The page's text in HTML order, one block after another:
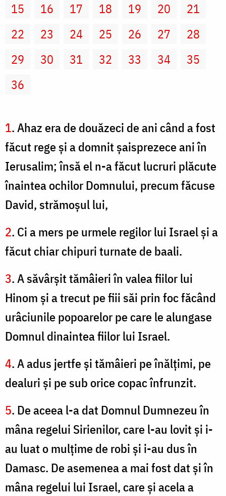
15
16 17 18 19 20
21
22
23 24 25 26 27
28
29
30 31 32 33 34
35
36
1. Ahaz era de douăzeci de ani când a fost
făcut rege şi a domnit şaisprezece ani în
Ierusalim; însă el n-a făcut lucruri plăcute
înaintea ochilor Domnului, precum făcuse
David, strămoşul lui,
2. Ci a mers pe urmele regilor lui Israel şi a
făcut chiar chipuri turnate de baali.
3. A săvârşit tămâieri în valea fiilor lui
Hinom şi a trecut pe fiii săi prin foc făcând
urâciunile popoarelor pe care le alungase
Domnul dinaintea fiilor lui Israel.
4. A adus jertfe şi tămâieri pe înălţimi, pe
dealuri şi pe sub orice copac înfrunzit.
5. De aceea l-a dat Domnul Dumnezeu în
mâna regelui Sirienilor, care l-au lovit şi i-
au luat o mulţime de robi şi i-au dus în
Damasc. De asemenea a mai fost dat şi în
mâna regelui lui Israel, care şi acela a